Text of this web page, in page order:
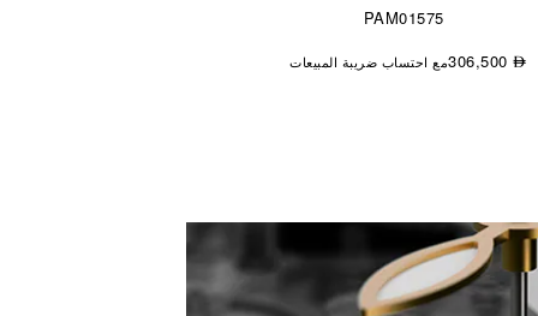
PAM01575
⃃
306,500 مع احتساب ضريبة المبيعات